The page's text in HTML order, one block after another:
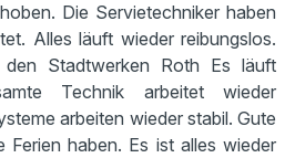
Die Servietechniker haben
Alles läuft wieder reibungslos.
Stadtwerken Roth Es läuft
Technik arbeitet wieder
arbeiten wieder stabil. Gute
Ferien haben. Es ist alles wieder